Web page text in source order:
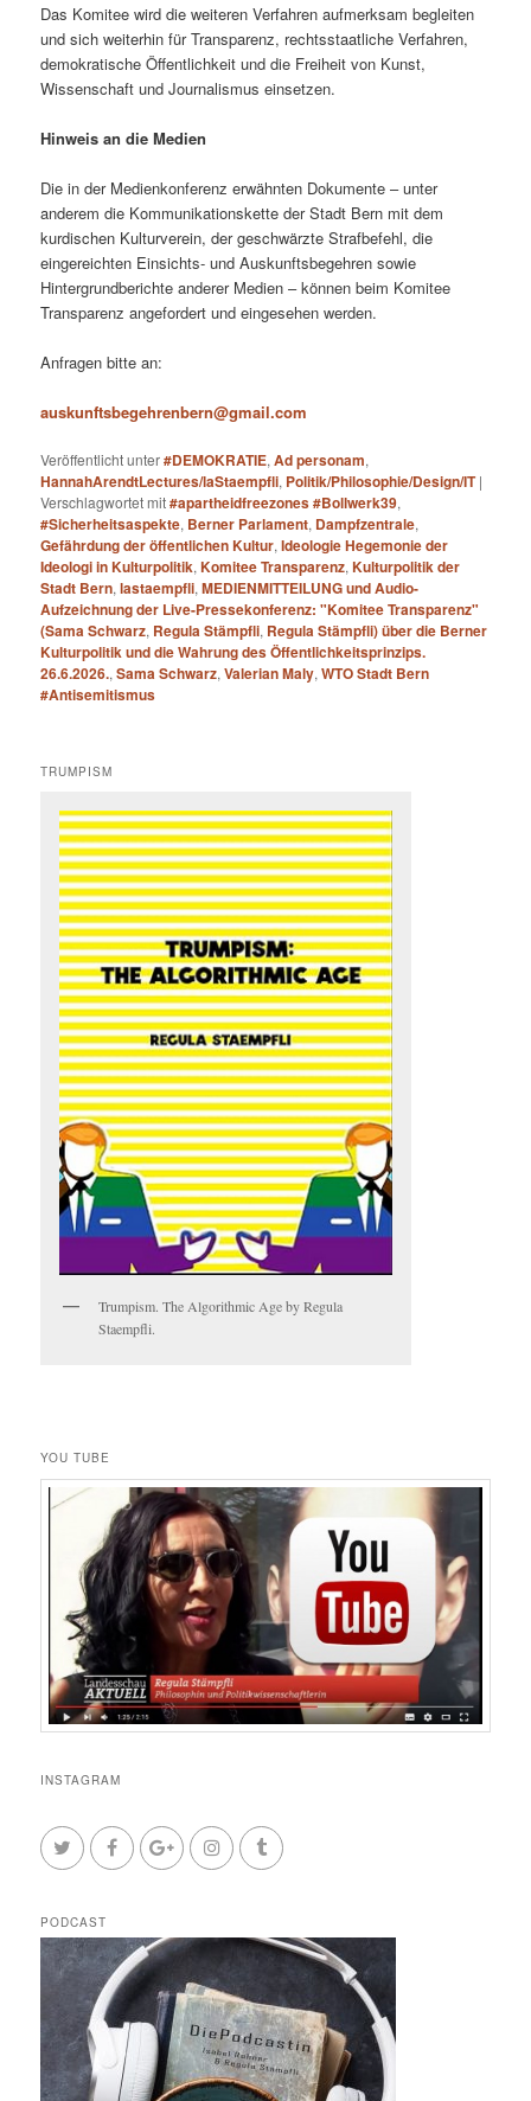
Das Komitee wird die weiteren Verfahren aufmerksam begleiten
und sich weiterhin für Transparenz, rechtsstaatliche Verfahren,
demokratische Öffentlichkeit und die Freiheit von Kunst,
Wissenschaft und Journalismus einsetzen.
Hinweis an die Medien
Die in der Medienkonferenz erwähnten Dokumente – unter
anderem die Kommunikationskette der Stadt Bern mit dem
kurdischen Kulturverein, der geschwärzte Strafbefehl, die
eingereichten Einsichts- und Auskunftsbegehren sowie
Hintergrundberichte anderer Medien – können beim Komitee
Transparenz angefordert und eingesehen werden.
Anfragen bitte an:
auskunftsbegehrenbern@gmail.com
Veröffentlicht unter#DEMOKRATIE,Ad personam,
HannahArendtLectures/laStaempfli, Politik/Philosophie/Design/IT |
Verschlagwortet mit#apartheidfreezones #Bollwerk39,
#Sicherheitsaspekte, Berner Parlament, Dampfzentrale,
Gefährdung der öffentlichen Kultur,Ideologie Hegemonie der
Ideologi in Kulturpolitik,Komitee Transparenz,Kulturpolitik der
Stadt Bern,lastaempfli,MEDIENMITTEILUNG und Audio-
Aufzeichnung der Live-Pressekonferenz: "Komitee Transparenz"
(Sama Schwarz, Regula Stämpfli, Regula Stämpfli) über die Berner
Kulturpolitik und die Wahrung des Öffentlichkeitsprinzips.
26.6.2026.,Sama Schwarz,Valerian Maly,WTO Stadt Bern
#Antisemitismus
TRUMPISM
Trumpism. The Algorithmic Age by Regula
Staempfli.
YOU TUBE
INSTAGRAM
PODCAST